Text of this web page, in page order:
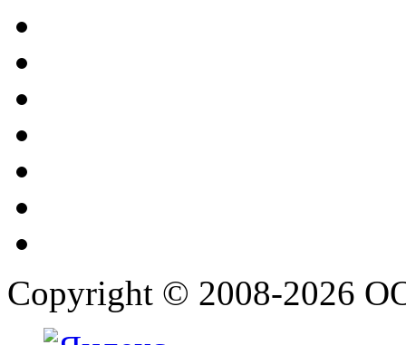
Copyright © 2008-2026